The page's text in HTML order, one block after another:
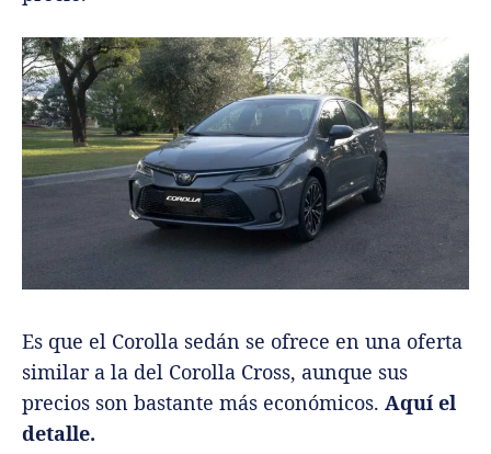
Es que el Corolla sedán se ofrece en una oferta
similar a la del Corolla Cross, aunque sus
precios son bastante más económicos. Aquí el
detalle.